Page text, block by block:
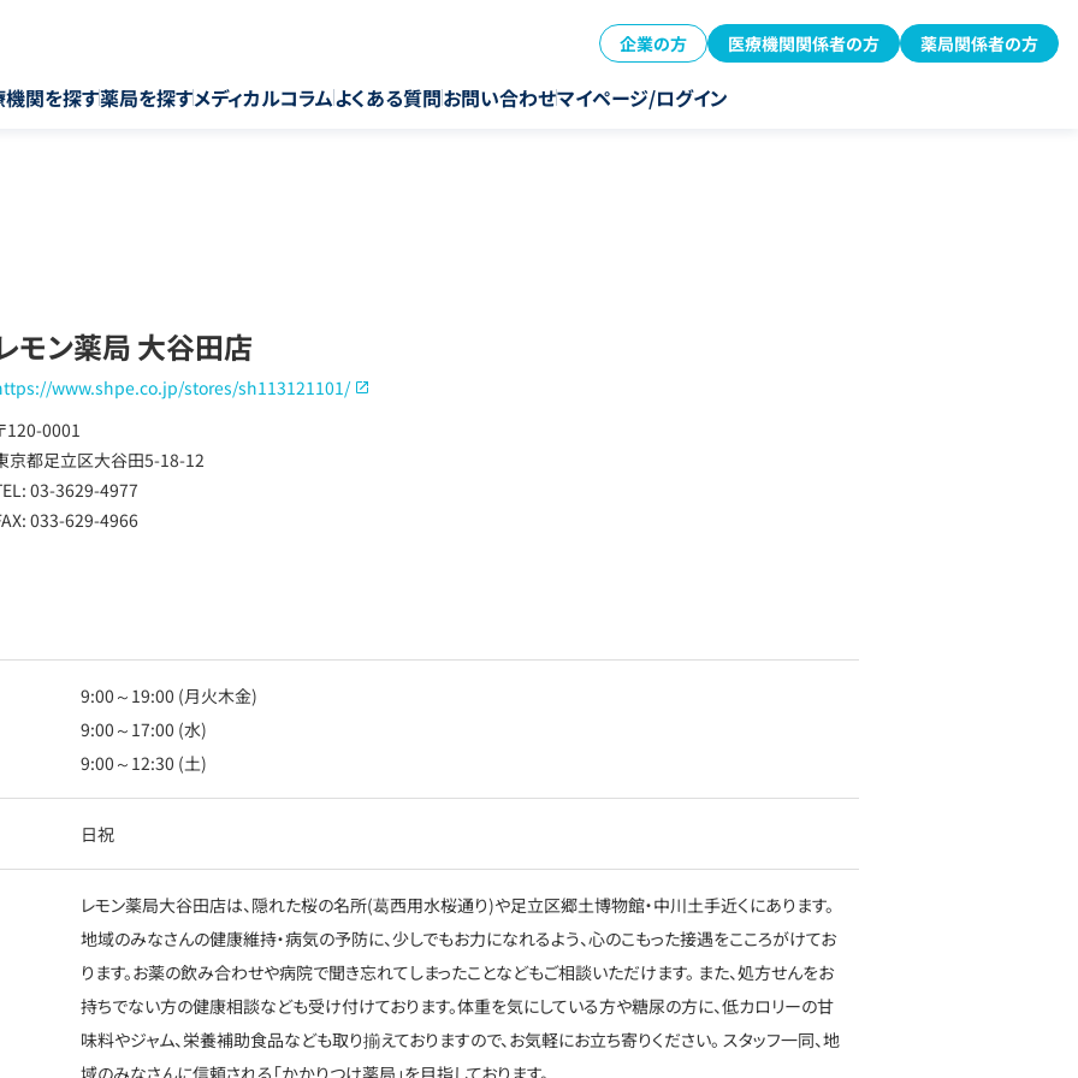
企業の方 医療機関関係者の方 薬局関係者の方
関を探す薬局を探すメディカルコラムよくある質問お問い合わせマイページ/ログイン
モン薬局 大谷田店
www.shpe.co.jp/stores/sh113121101/
120-0001
京都足立区大谷田5-18-12
03-3629-4977
033-629-4966
9:00～19:00 (月火木金)
9:00～17:00 (水)
9:00～12:30 (土)
日祝
レモン薬局大谷田店は、隠れた桜の名所(葛西用水桜通り)や足立区郷土博物館・中川土手近くにあります。
地域のみなさんの健康維持・病気の予防に、少しでもお力になれるよう、心のこもった接遇をこころがけてお
ります。お薬の飲み合わせや病院で聞き忘れてしまったことなどもご相談いただけます。 また、処方せんをお
持ちでない方の健康相談なども受け付けております。体重を気にしている方や糖尿の方に、低カロリーの甘
味料やジャム、栄養補助食品なども取り揃えておりますので、お気軽にお立ち寄りください。 スタッフ一同、地
域のみなさんに信頼される「かかりつけ薬局」を目指しております。